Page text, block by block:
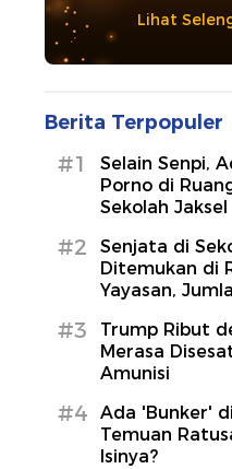
Lihat
Berita Terpopuler
#1
Selain Senpi,
Porno di
Sekolah Jaksel
#2
Senjata di
Ditemukan di
Yayasan,
#3
Trump Ribut
Merasa
Amunisi
#4
Ada 'Bunker'
Temuan
Isinya?